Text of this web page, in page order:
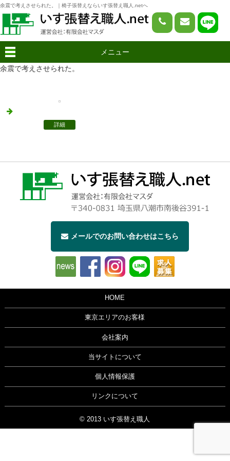
余震で考えさせられた。｜椅子張替えならいす張替え職人.netへ
メニュー
余震で考えさせられた。
詳細
メールでのお問い合わせはこちら
HOME
東京エリアのお客様
会社案内
当サイトについて
個人情報保護
リンクについて
© 2013 いす張替え職人